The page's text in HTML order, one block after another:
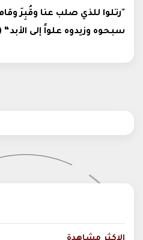
"رتلوا للذي صلب عنا وقُبِرَ
سبحوه وزيدوه علواً إلى